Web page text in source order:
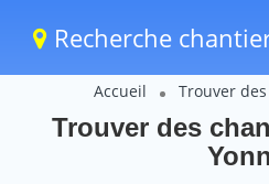
Recherche
Accueil Trouver
Trouver des